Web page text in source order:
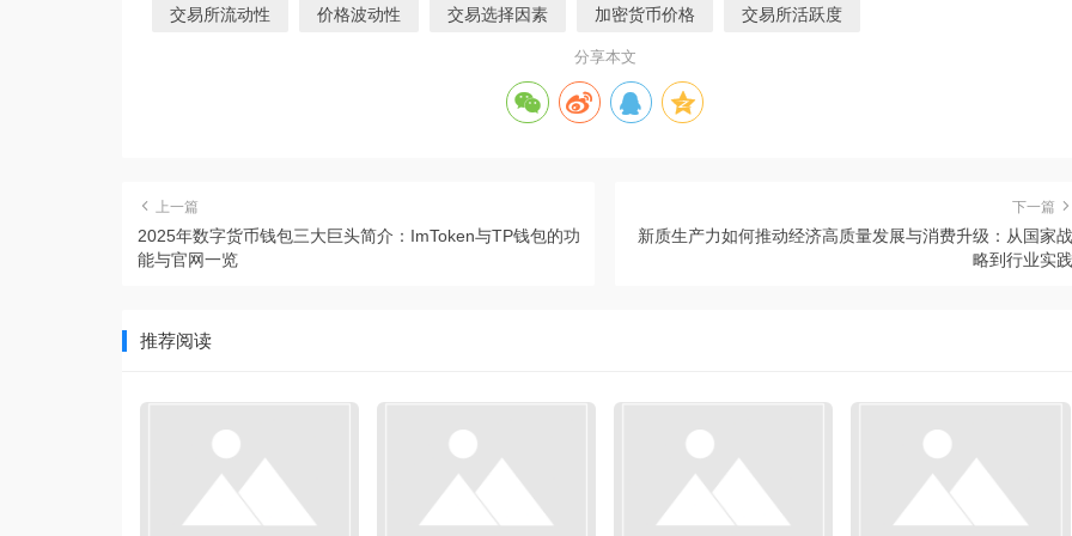
交易所流动性 价格波动性 交易选择因素 加密货币价格 交易所活跃度
分享本文
上一篇
2025年数字货币钱包三大巨头简介：ImToken与TP钱包的功
能与官网一览
下一篇
新质生产力如何推动经济高质量发展与消费升级：从国家战
略到行业实践
推荐阅读